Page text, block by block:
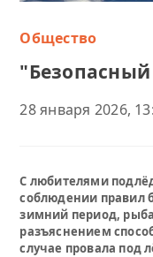
Общество
"Безопасный
28 января 2026,
С любителями
соблюдении правил
зимний период,
разъяснением
случае провала под